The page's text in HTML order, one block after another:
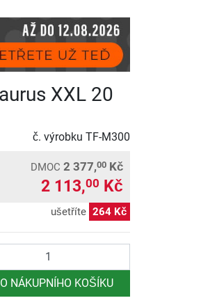
XXL 20
č. výrobku TF-M300
DMOC 2 377,00 Kč
2 113,00 Kč
ušetříte 264 Kč
NÁKUPNÍHO KOŠÍKU